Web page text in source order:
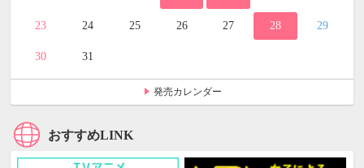
23 24 25 26 27 28 29
30 31
発売カレンダー
おすすめLINK